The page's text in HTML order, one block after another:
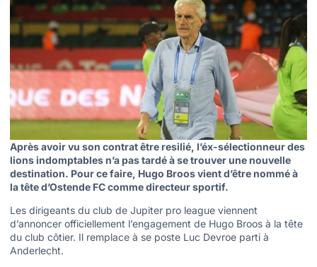
Après avoir vu son contrat être resilié, l’éx-sélectionneur des
lions indomptables n’a pas tardé à se trouver une nouvelle
destination. Pour ce faire, Hugo Broos vient d’être nommé à
la tête d’Ostende FC comme directeur sportif.
Les dirigeants du club de Jupiter pro league viennent
d’annoncer officiellement l’engagement de Hugo Broos à la tête
du club côtier. Il remplace à se poste Luc Devroe parti à
Anderlecht.